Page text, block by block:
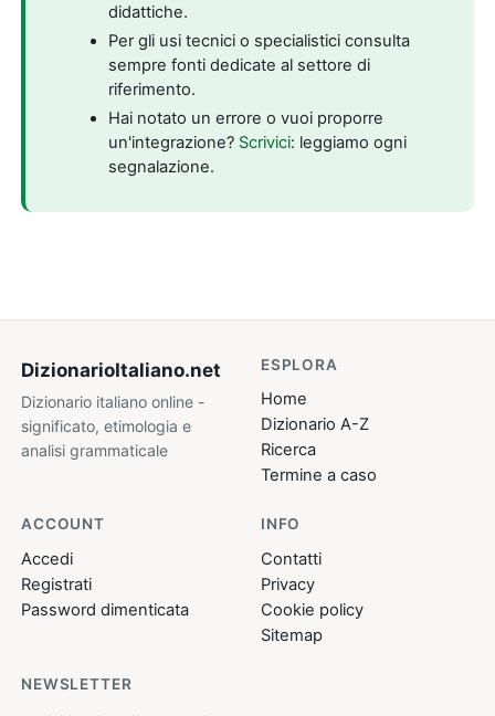
didattiche.
Per gli usi tecnici o specialistici consulta
sempre fonti dedicate al settore di
riferimento.
Hai notato un errore o vuoi proporre
un'integrazione? Scrivici: leggiamo ogni
segnalazione.
DizionarioItaliano.net
Dizionario italiano online -
significato, etimologia e
analisi grammaticale
ESPLORA
Home
Dizionario A-Z
Ricerca
Termine a caso
ACCOUNT
Accedi
Registrati
Password dimenticata
INFO
Contatti
Privacy
Cookie policy
Sitemap
NEWSLETTER